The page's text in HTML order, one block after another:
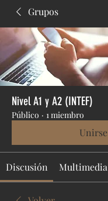
Grupos
Nivel A1 y A2 (INTEF)
Público · 1 miembro
Unirse
Discusión Multimedia